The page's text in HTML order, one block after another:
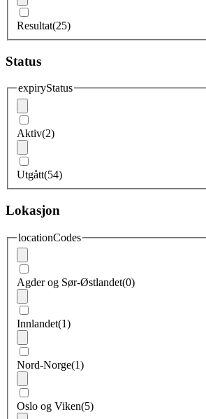
Resultat(25)
Status
expiryStatus
Aktiv(2)
Utgått(54)
Lokasjon
locationCodes
Agder og Sør-Østlandet(0)
Innlandet(1)
Nord-Norge(1)
Oslo og Viken(5)